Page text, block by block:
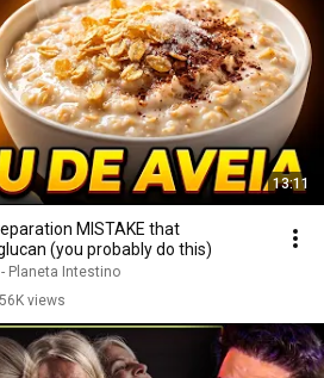
13:11
MISTAKE that
(you probably do this)
Planeta Intestino
views